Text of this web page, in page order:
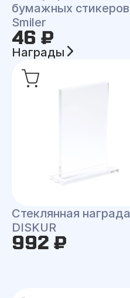
бумажных стикеров
Smiler
46 ₽
Награды
Стеклянная награда
DISKUR
992 ₽